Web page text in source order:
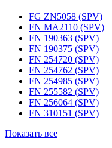
FG ZN5058 (SPV)
FN MA2110 (SPV)
FN 190363 (SPV)
FN 190375 (SPV)
FN 254720 (SPV)
FN 254762 (SPV)
FN 254985 (SPV)
FN 255582 (SPV)
FN 256064 (SPV)
FN 310151 (SPV)
Показать все